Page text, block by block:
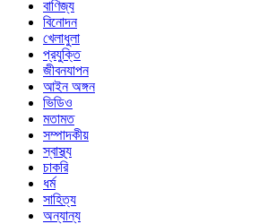
বাণিজ্য
বিনোদন
খেলাধুলা
প্রযুক্তি
জীবনযাপন
আইন অঙ্গন
ভিডিও
মতামত
সম্পাদকীয়
স্বাস্থ্য
চাকরি
ধর্ম
সাহিত্য
অন্যান্য